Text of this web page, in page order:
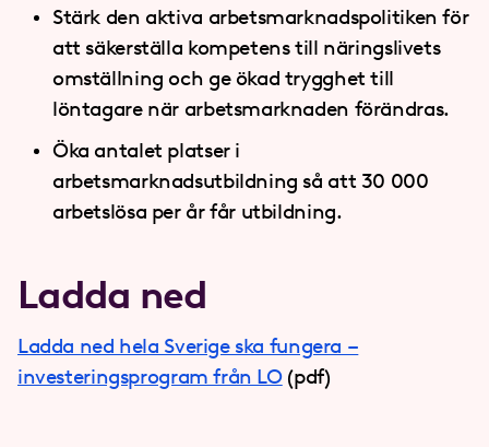
Stärk den aktiva arbetsmarknadspolitiken för
att säkerställa kompetens till näringslivets
omställning och ge ökad trygghet till
löntagare när arbetsmarknaden förändras.
Öka antalet platser i
arbetsmarknadsutbildning så att 30 000
arbetslösa per år får utbildning.
Ladda ned
Ladda ned hela Sverige ska fungera –
investeringsprogram från LO(pdf)